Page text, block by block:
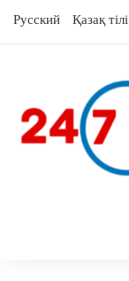
Русский Қазақ тілі